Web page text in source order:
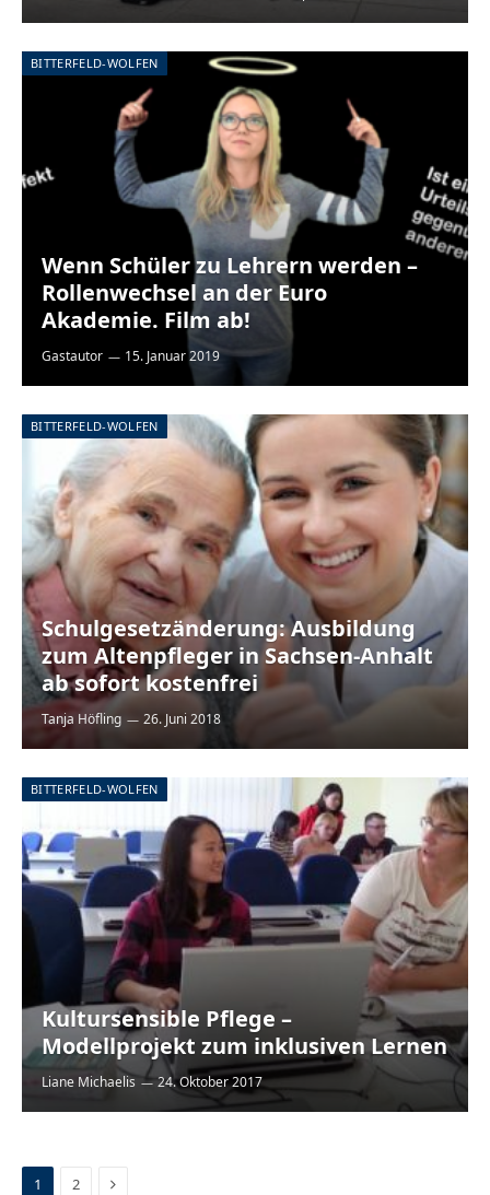
BITTERFELD-WOLFEN
Wenn Schüler zu Lehrern werden –
Rollenwechsel an der Euro
Akademie. Film ab!
Gastautor 15. Januar 2019
BITTERFELD-WOLFEN
Schulgesetzänderung: Ausbildung
zum Altenpfleger in Sachsen-Anhalt
ab sofort kostenfrei
Tanja Höfling 26. Juni 2018
BITTERFELD-WOLFEN
Kultursensible Pflege –
Modellprojekt zum inklusiven Lernen
Liane Michaelis 24. Oktober 2017
1 2 Next